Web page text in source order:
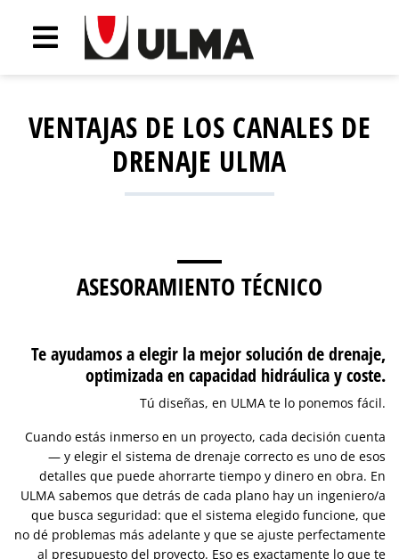
VENTAJAS DE LOS CANALES DE
DRENAJE ULMA
ASESORAMIENTO TÉCNICO
Te ayudamos a elegir la mejor solución de drenaje,
optimizada en capacidad hidráulica y coste.
Tú diseñas, en ULMA te lo ponemos fácil.
Cuando estás inmerso en un proyecto, cada decisión cuenta
— y elegir el sistema de drenaje correcto es uno de esos
detalles que puede ahorrarte tiempo y dinero en obra. En
ULMA sabemos que detrás de cada plano hay un ingeniero/a
que busca seguridad: que el sistema elegido funcione, que
no dé problemas más adelante y que se ajuste perfectamente
al presupuesto del proyecto. Eso es exactamente lo que te